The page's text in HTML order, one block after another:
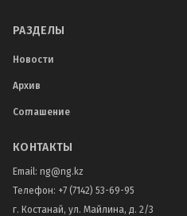
РАЗДЕЛЫ
Новости
Архив
Соглашение
КОНТАКТЫ
Email: ng@ng.kz
Телефон: +7 (7142) 53-69-95
г. Костанай, ул. Майлина, д. 2/3